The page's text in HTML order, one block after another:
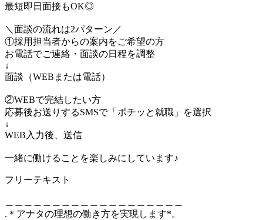
最短即日面接もOK◎
＼面談の流れは2パターン／
①採用担当者からの案内をご希望の方
お電話でご連絡・面談の日程を調整
↓
面談（WEBまたは電話）
②WEBで完結したい方
応募後お送りするSMSで「ポチッと就職」を選択
↓
WEB入力後、送信
一緒に働けることを楽しみにしています♪
フリーテキスト
.＊アナタの理想の働き方を実現します*。